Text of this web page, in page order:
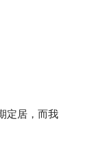
定居，而我